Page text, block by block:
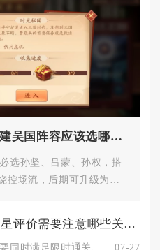
少年三国志2里想要组建吴国阵容应该选哪些人物
选孙坚、吕蒙、孙权，搭
控场流，后期可升级为周
时空猎人机械大帝三星评价需要注意哪些关键点
07-27